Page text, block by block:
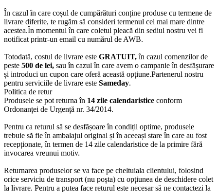
În cazul în care coșul de cumpărături conține produse cu termene de
livrare diferite, te rugăm să consideri termenul cel mai mare dintre
acestea.În momentul în care coletul pleacă din sediul nostru vei fi
notificat printr-un email cu numărul de AWB.
Totodată, costul de livrare este GRATUIT,în cazul comenzilor de
peste 500 de lei, sau în cazul în care avem o campanie în desfășurare
și introduci un cupon care oferă această opțiune.Partenerul nostru
pentru serviciile de livrare este Sameday.
Politica de retur
Produsele se pot returna în 14 zile calendaristice conform
Ordonanței de Urgență nr. 34/2014.
Pentru ca returul să se desfășoare în condiții optime, produsele
trebuie să fie în ambalajul original și în aceeași stare în care au fost
recepționate, în termen de 14 zile calendaristice de la primire fără
invocarea vreunui motiv.
Returnarea produselor se va face pe cheltuiala clientului, folosind
orice serviciu de transport (nu poșta) cu opțiunea de deschidere colet
la livrare. Pentru a putea face returul este necesar să ne contactezi la